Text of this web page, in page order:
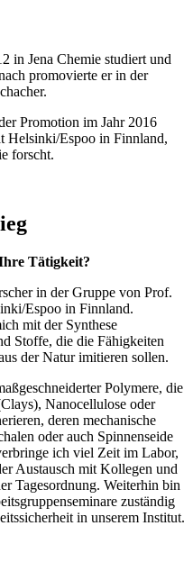
in Jena Chemie studiert und
promovierte er in der
Promotion im Jahr 2016
Helsinki/Espoo in Finnland,
forscht.
Tätigkeit?
in der Gruppe von Prof.
Espoo in Finnland.
mit der Synthese
Stoffe, die die Fähigkeiten
der Natur imitieren sollen.
Polymere, die
Nanocellulose oder
deren mechanische
oder auch Spinnenseide
ich viel Zeit im Labor,
Austausch mit Kollegen und
Tagesordnung. Weiterhin bin
zuständig
in unserem Institut.